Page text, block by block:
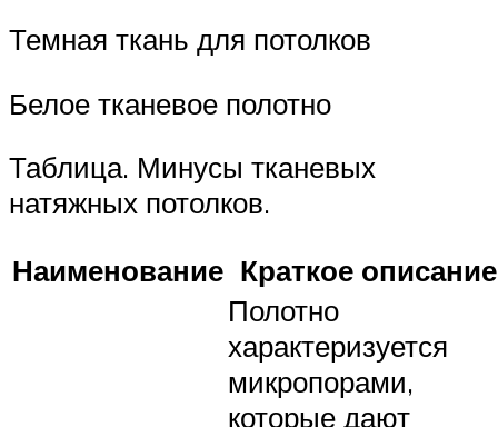
Темная ткань для потолков
Белое тканевое полотно
Таблица. Минусы тканевых
натяжных потолков.
Наименование Краткое описание
Полотно
характеризуется
микропорами,
которые дают